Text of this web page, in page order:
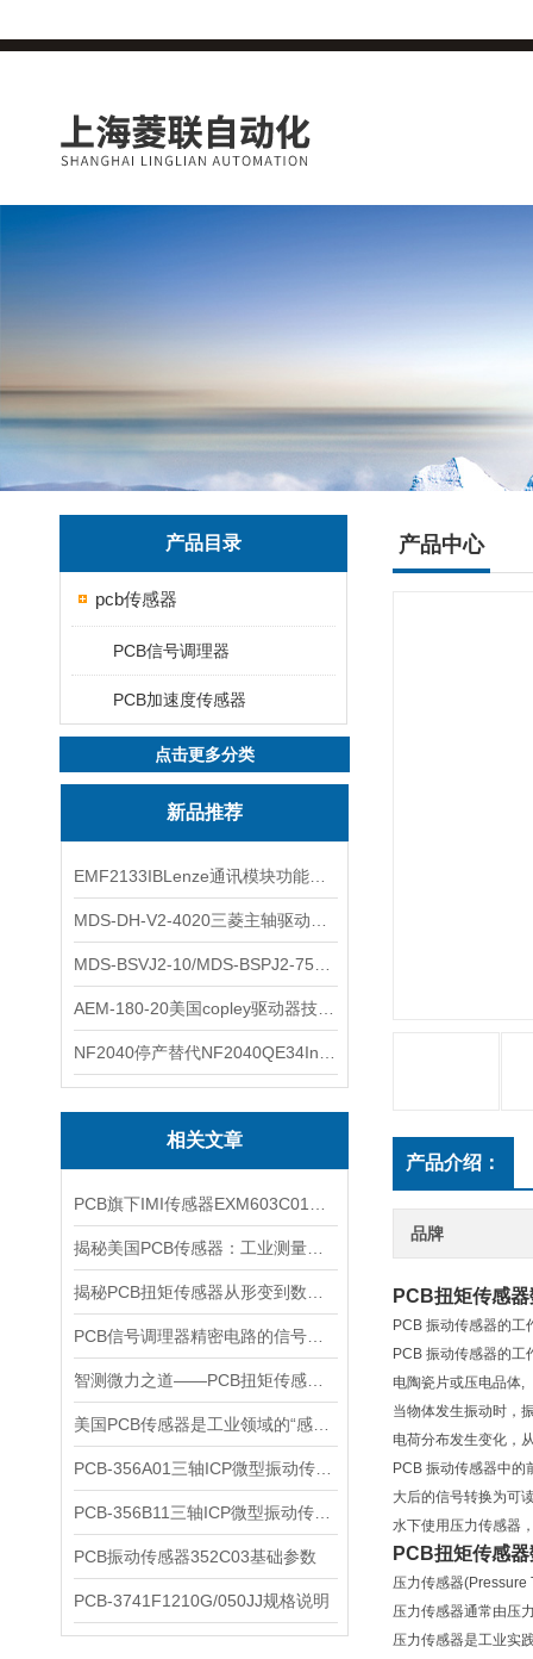
产品目录
pcb传感器
PCB信号调理器
PCB加速度传感器
点击更多分类
新品推荐
相关文章
PCB振动传感器352C03基础参数
PCB-3741F1210G/050JJ规格说明
产品中心
产品介绍：
品牌
PCB扭矩传感
PCB 振动传感器的工
PCB 振动传感器的
电陶瓷片或压电品体,
当物体发生振动时，
电荷分布发生变化，
PCB 振动传感器中
大后的信号转换为可
水下使用压力传感器
PCB扭矩传感
压力传感器(Pressure
压力传感器通常由压
压力传感器是工业实